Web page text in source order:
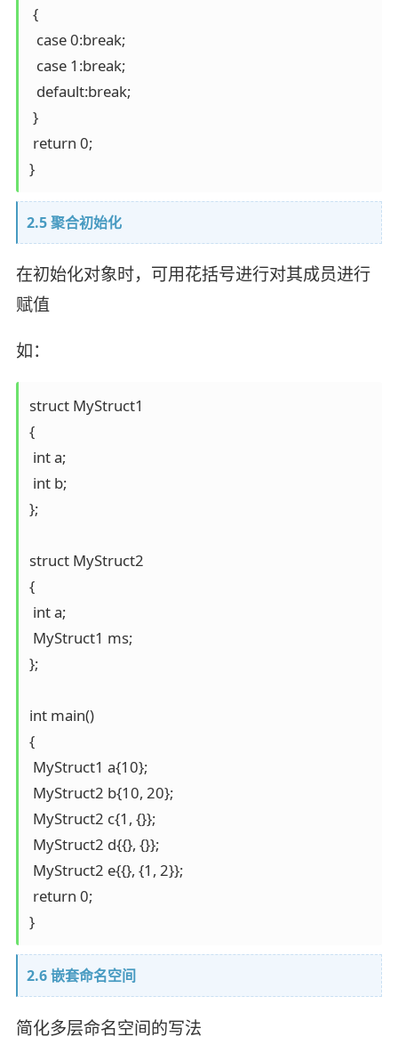
{
  case 0:break;
  case 1:break;
  default:break;
}
return 0;
}
2.5 聚合初始化
在初始化对象时，可用花括号进行对其成员进行
赋值
如：
struct MyStruct1
{
int a;
int b;
};
struct MyStruct2
{
int a;
MyStruct1 ms;
};
int main()
{
MyStruct1 a{10};
MyStruct2 b{10, 20};
MyStruct2 c{1, {}};
MyStruct2 d{{}, {}};
MyStruct2 e{{}, {1, 2}};
return 0;
}
2.6 嵌套命名空间
简化多层命名空间的写法